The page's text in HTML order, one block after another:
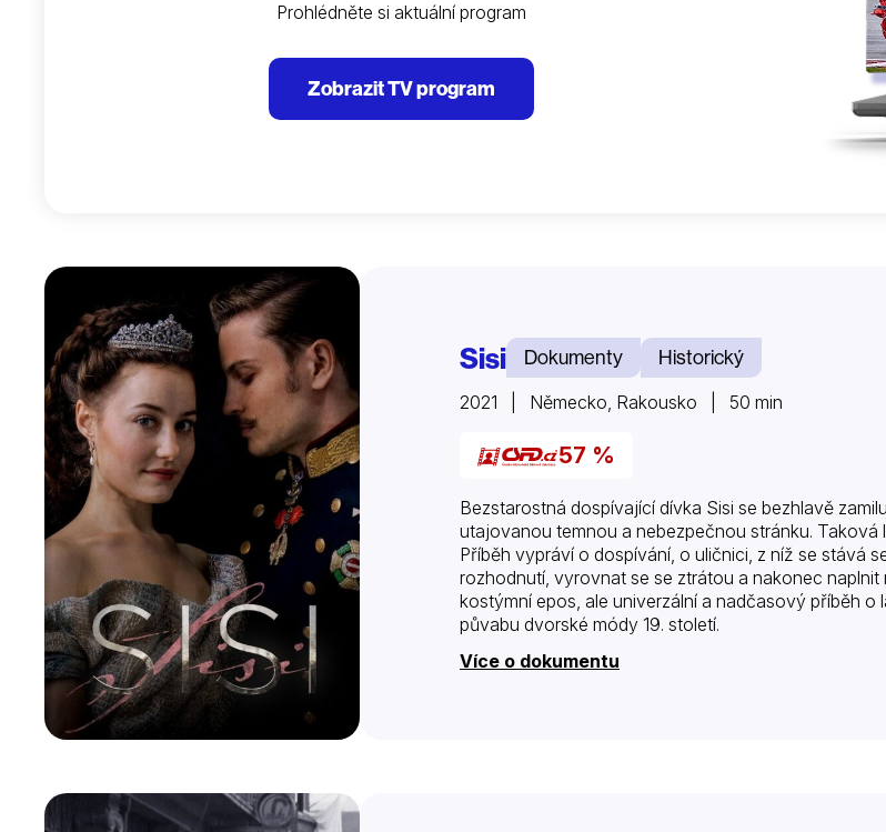
Prohlédněte si aktuální program
Zobrazit TV program
Sisi Dokumenty Historický
2021 | Německo, Rakousko | 50 min
57 %
Bezstarostná dospívající dívka Sisi se bezhlavě
utajovanou temnou a nebezpečnou stránku. Taková
Příběh vypráví o dospívání, o uličnici, z níž se stává
rozhodnutí, vyrovnat se se ztrátou a nakonec
kostýmní epos, ale univerzální a nadčasový příběh
půvabu dvorské módy 19. století.
Více o dokumentu